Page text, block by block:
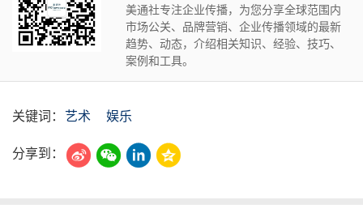
美通社专注企业传播，为您分享全球范围内
市场公关、品牌营销、企业传播领域的最新
趋势、动态，介绍相关知识、经验、技巧、
案例和工具。
关键词： 艺术
娱乐
分享到：